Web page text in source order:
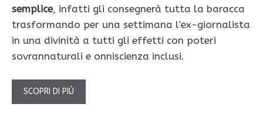
semplice, infatti gli consegnerà tutta la baracca
trasformando per una settimana l’ex-giornalista
in una divinità a tutti gli effetti con poteri
sovrannaturali e onniscienza inclusi.
SCOPRI DI PIÙ